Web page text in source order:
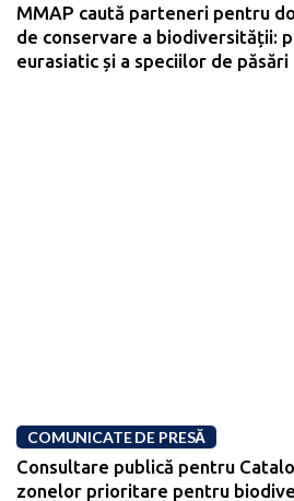
MMAP caută parteneri pentru
de conservare a biodiversității:
eurasiatic și a speciilor de
COMUNICATE DE PRESĂ
Consultare publică pentru
zonelor prioritare pentru